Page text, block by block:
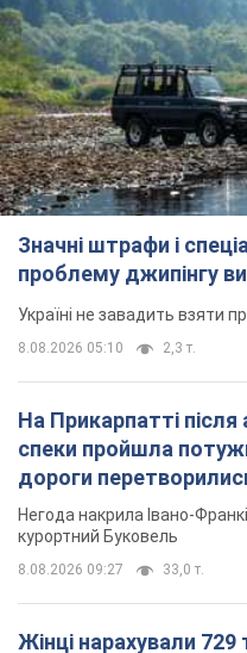
Значні штрафи і
проблему джипінгу
Україні не завадить взяти
8.08.2026 05:10 2,3 т.
На Прикарпатті
спеки пройшла
дороги
Відео
Негода накрила Івано-
курортний Буковель
8.08.2026 09:27 33,0 т.
Жінці нарахували 729